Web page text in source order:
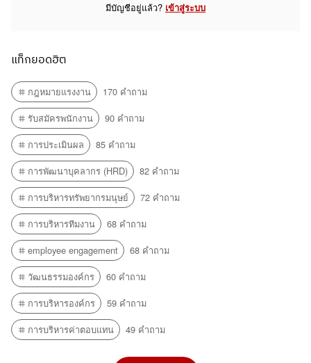
มีบัญชีอยู่แล้ว? เข้าสู่ระบบ
แท็กยอดฮิต
กฎหมายแรงงาน
170 คำถาม
รับสมัครพนักงาน
90 คำถาม
การประเมินผล
85 คำถาม
การพัฒนาบุคลากร (HRD)
82 คำถาม
การบริหารทรัพยากรมนุษย์
72 คำถาม
การบริหารทีมงาน
68 คำถาม
employee engagement
68 คำถาม
วัฒนธรรมองค์กร
60 คำถาม
การบริหารองค์กร
59 คำถาม
การบริหารค่าตอบแทน
49 คำถาม